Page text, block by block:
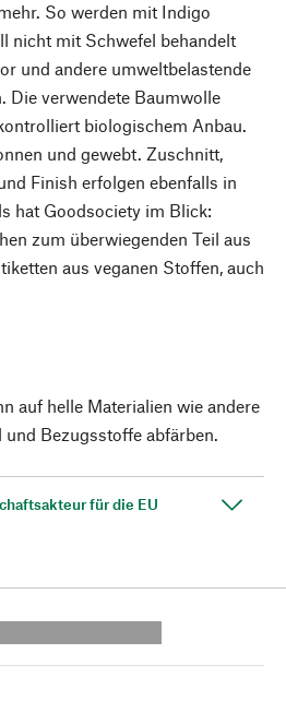
So werden mit Indigo
nicht mit Schwefel behandelt
und andere umweltbelastende
Die verwendete Baumwolle
biologischem Anbau.
und gewebt. Zuschnitt,
Finish erfolgen ebenfalls in
hat Goodsociety im Blick:
zum überwiegenden Teil aus
aus veganen Stoffen, auch
auf helle Materialien wie andere
Bezugsstoffe abfärben.
für die EU